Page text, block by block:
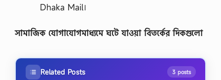
Dhaka Mail।
সামাজিক যোগাযোগমাধ্যমে ঘটে যাওয়া বিতর্কের দিকগুলো
Related Posts 3 posts